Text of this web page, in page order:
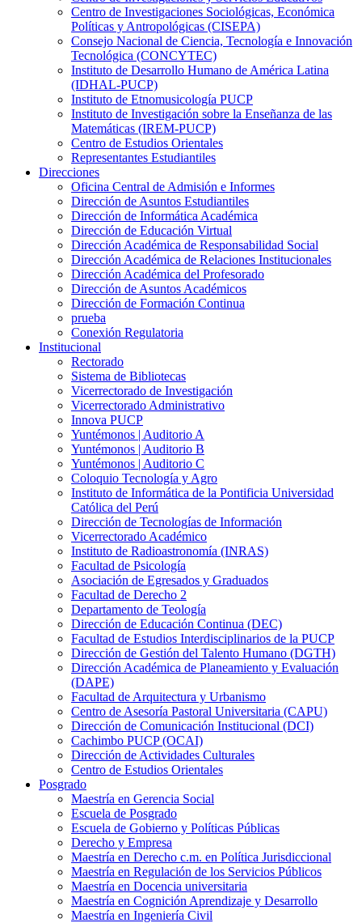
Centro de Investigaciones Sociológicas, Económica
Políticas y Antropológicas (CISEPA)
Consejo Nacional de Ciencia, Tecnología e Innovación
Tecnológica (CONCYTEC)
Instituto de Desarrollo Humano de América Latina
(IDHAL-PUCP)
Instituto de Etnomusicología PUCP
Instituto de Investigación sobre la Enseñanza de las
Matemáticas (IREM-PUCP)
Centro de Estudios Orientales
Representantes Estudiantiles
Direcciones
Oficina Central de Admisión e Informes
Dirección de Asuntos Estudiantiles
Dirección de Informática Académica
Dirección de Educación Virtual
Dirección Académica de Responsabilidad Social
Dirección Académica de Relaciones Institucionales
Dirección Académica del Profesorado
Dirección de Asuntos Académicos
Dirección de Formación Continua
prueba
Conexión Regulatoria
Institucional
Rectorado
Sistema de Bibliotecas
Vicerrectorado de Investigación
Vicerrectorado Administrativo
Innova PUCP
Yuntémonos | Auditorio A
Yuntémonos | Auditorio B
Yuntémonos | Auditorio C
Coloquio Tecnología y Agro
Instituto de Informática de la Pontificia Universidad
Católica del Perú
Dirección de Tecnologías de Información
Vicerrectorado Académico
Instituto de Radioastronomía (INRAS)
Facultad de Psicología
Asociación de Egresados y Graduados
Facultad de Derecho 2
Departamento de Teología
Dirección de Educación Continua (DEC)
Facultad de Estudios Interdisciplinarios de la PUCP
Dirección de Gestión del Talento Humano (DGTH)
Dirección Académica de Planeamiento y Evaluación
(DAPE)
Facultad de Arquitectura y Urbanismo
Centro de Asesoría Pastoral Universitaria (CAPU)
Dirección de Comunicación Institucional (DCI)
Cachimbo PUCP (OCAI)
Dirección de Actividades Culturales
Centro de Estudios Orientales
Posgrado
Maestría en Gerencia Social
Escuela de Posgrado
Escuela de Gobierno y Políticas Públicas
Derecho y Empresa
Maestría en Derecho c.m. en Política Jurisdiccional
Maestría en Regulación de los Servicios Públicos
Maestría en Docencia universitaria
Maestría en Cognición Aprendizaje y Desarrollo
Maestría en Ingeniería Civil